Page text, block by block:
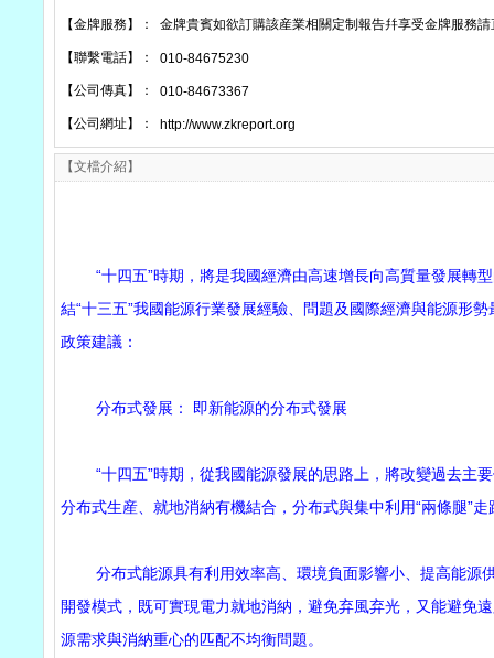
【金牌服務】： 金牌貴賓如欲訂購該産業相關定制報告幷享受金牌服務
【聯繫電話】： 010-84675230
【公司傳真】： 010-84673367
【公司網址】： http://www.zkreport.org
【文檔介紹】
“十四五”時期，將是我國經濟由高速增長向高質量發展轉
結“十三五”我國能源行業發展經驗、問題及國際經濟與能源形
政策建議：
分布式發展： 即新能源的分布式發展
“十四五”時期，從我國能源發展的思路上，將改變過去主
分布式生産、就地消納有機結合，分布式與集中利用“兩條腿”走
分布式能源具有利用效率高、環境負面影響小、提高能源
開發模式，既可實現電力就地消納，避免弃風弃光，又能避免
源需求與消納重心的匹配不均衡問題。